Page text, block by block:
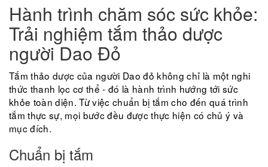
Hành trình chăm sóc sức khỏe:
Trải nghiệm tắm thảo dược
người Dao Đỏ
Tắm thảo dược của người Dao đỏ không chỉ là một nghi
thức thanh lọc cơ thể - đó là hành trình hướng tới sức
khỏe toàn diện. Từ việc chuẩn bị tắm cho đến quá trình
tắm thực sự, mọi bước đều được thực hiện có chủ ý và
mục đích.
Chuẩn bị tắm